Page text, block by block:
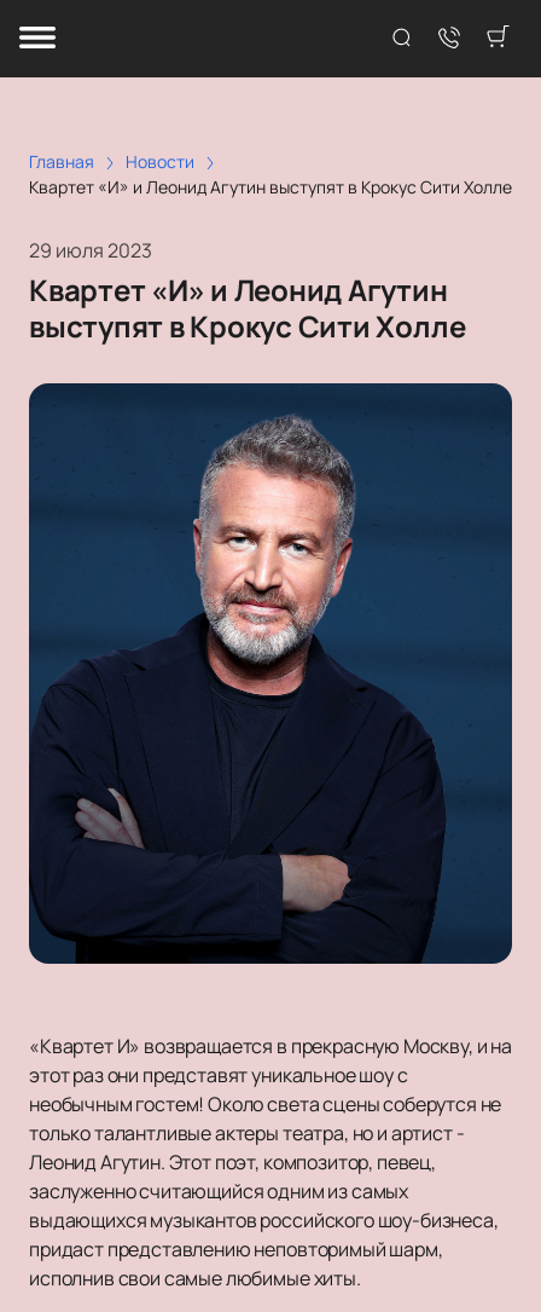
Главная
Новости
Квартет «И» и Леонид Агутин выступят в Крокус Сити Холле
29 июля 2023
Квартет «И» и Леонид Агутин
выступят в Крокус Сити Холле
«Квартет И» возвращается в прекрасную Москву, и на
этот раз они представят уникальное шоу с
необычным гостем! Около света сцены соберутся не
только талантливые актеры театра, но и артист -
Леонид Агутин. Этот поэт, композитор, певец,
заслуженно считающийся одним из самых
выдающихся музыкантов российского шоу-бизнеса,
придаст представлению неповторимый шарм,
исполнив свои самые любимые хиты.